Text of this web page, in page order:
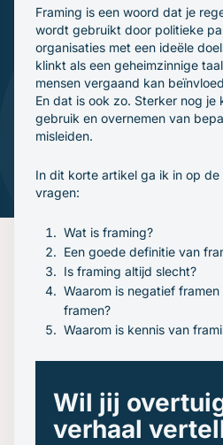
Beroepsopleiders
Brancheverenigingen
Ondernemingsraden
Blogs en video's
Boeken
Downloads
Over ons
Ons verhaal
Inschrijven
Gratis oefenavonden
Framing is een woord dat je
wordt gebruikt door politieke
organisaties met een ideële
klinkt als een geheimzinnige
mensen vergaand kan
En dat is ook zo. Sterker nog je
gebruik en overnemen van
misleiden.
In dit korte artikel ga ik in op
vragen:
Wat is framing?
Een goede definitie van
Is framing altijd slecht?
Waarom is negatief
framen?
Waarom is kennis van
Wil jij
verhaal